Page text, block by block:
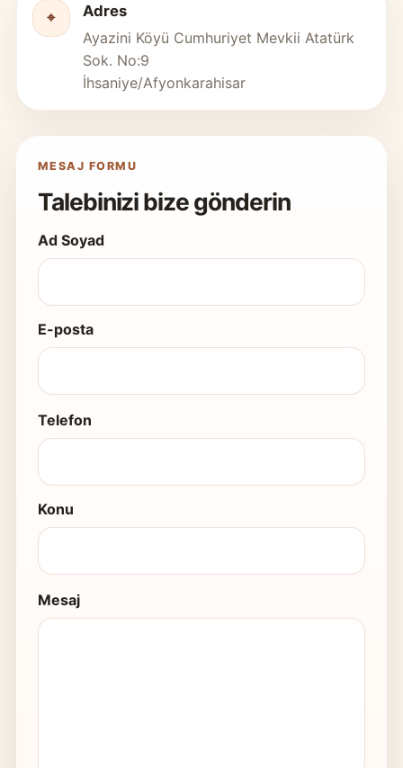
⌖
Adres
Ayazini Köyü Cumhuriyet Mevkii Atatürk
Sok. No:9
İhsaniye/Afyonkarahisar
MESAJ FORMU
Talebinizi bize gönderin
Ad Soyad
E-posta
Telefon
Konu
Mesaj